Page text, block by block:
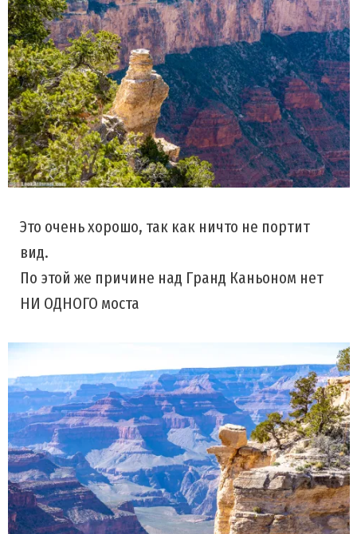
Это очень хорошо, так как ничто не портит
вид.
По этой же причине над Гранд Каньоном нет
НИ ОДНОГО моста